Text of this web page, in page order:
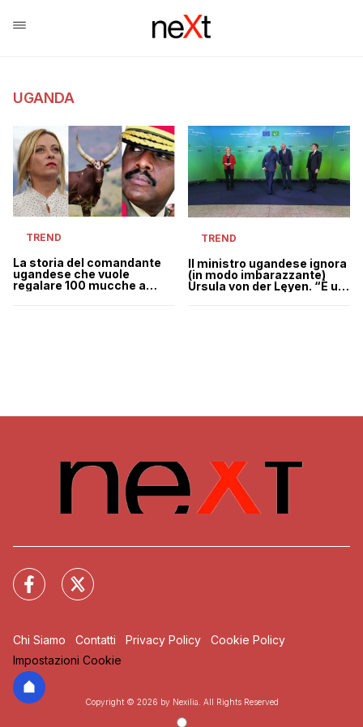
UGANDA
TREND
La storia del comandante
ugandese che vuole
regalare 100 mucche a
TREND
Il ministro ugandese ignora
(in modo imbarazzante)
Ursula von der Leyen. “È un
Chi Siamo Contatti Privacy Policy
Cookie Policy
Impostazioni Cookie
Copyright © 2026 by Nexilia. All Rights Reserved